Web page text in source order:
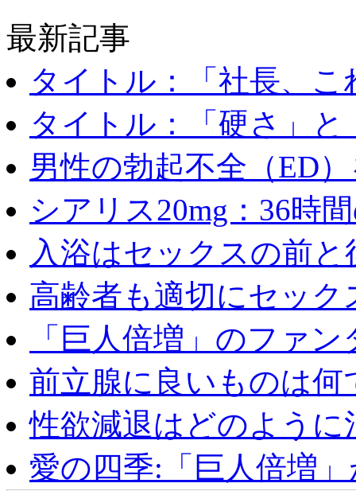
最新記事
タイトル：「社長、こ
タイトル：「硬さ」と
男性の勃起不全（ED
シアリス20mg：36時
入浴はセックスの前
高齢者も適切にセック
「巨人倍増」のファ
前立腺に良いものは何
性欲減退はどのように
愛の四季:「巨人倍増